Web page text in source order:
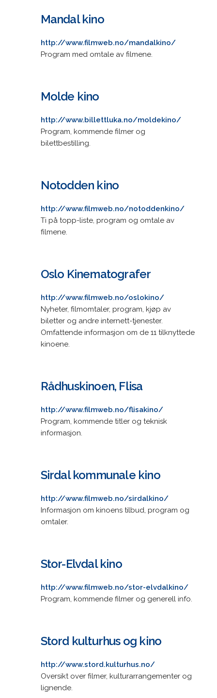
Mandal kino
http://www.filmweb.no/mandalkino/
Program med omtale av filmene.
Molde kino
http://www.billettluka.no/moldekino/
Program, kommende filmer og
bilettbestilling.
Notodden kino
http://www.filmweb.no/notoddenkino/
Ti på topp-liste, program og omtale av
filmene.
Oslo Kinematografer
http://www.filmweb.no/oslokino/
Nyheter, filmomtaler, program, kjøp av
biletter og andre internett-tjenester.
Omfattende informasjon om de 11 tilknyttede
kinoene.
Rådhuskinoen, Flisa
http://www.filmweb.no/flisakino/
Program, kommende titler og teknisk
informasjon.
Sirdal kommunale kino
http://www.filmweb.no/sirdalkino/
Informasjon om kinoens tilbud, program og
omtaler.
Stor-Elvdal kino
http://www.filmweb.no/stor-elvdalkino/
Program, kommende filmer og generell info.
Stord kulturhus og kino
http://www.stord.kulturhus.no/
Oversikt over filmer, kulturarrangementer og
lignende.